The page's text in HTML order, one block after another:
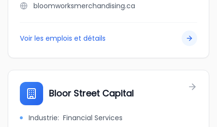
bloomworksmerchandising.ca
Voir les emplois et détails
Bloor Street Capital
Industrie: Financial Services